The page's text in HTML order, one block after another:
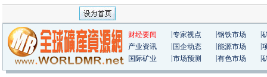
财经要闻 专家视点 钢铁市场
产业资讯
国企动态 能源市场
国际矿业
市场预测 有色市场